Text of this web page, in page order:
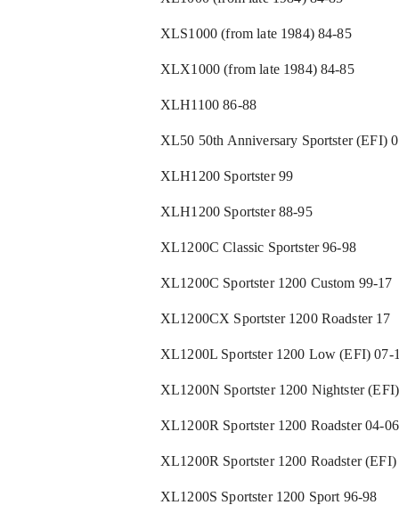
XLS1000 (from late 1984) 84-85
XLX1000 (from late 1984) 84-85
XLH1100 86-88
XL50 50th Anniversary Sportster (EFI)
XLH1200 Sportster 99
XLH1200 Sportster 88-95
XL1200C Classic Sportster 96-98
XL1200C Sportster 1200 Custom 99-17
XL1200CX Sportster 1200 Roadster 17
XL1200L Sportster 1200 Low (EFI) 07-
XL1200N Sportster 1200 Nightster
XL1200R Sportster 1200 Roadster 04-06
XL1200R Sportster 1200 Roadster
XL1200S Sportster 1200 Sport 96-98